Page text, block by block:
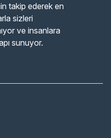
takip ederek en
sizleri
ve insanlara
sunuyor.